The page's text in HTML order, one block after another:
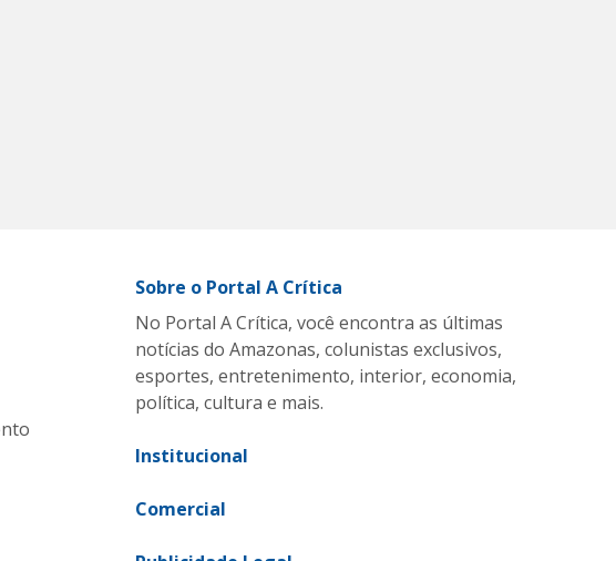
Sobre o Portal A Crítica
No Portal A Crítica, você encontra as últimas
notícias do Amazonas, colunistas exclusivos,
esportes, entretenimento, interior, economia,
política, cultura e mais.
Institucional
Comercial